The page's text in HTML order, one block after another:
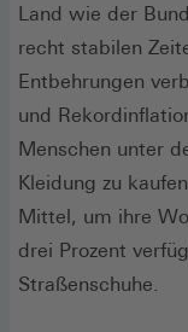
Land wie der
recht stabilen
Entbehrungen
und
Menschen unter
Kleidung zu
Mittel, um ihre
drei Prozent
Straßenschuhe.